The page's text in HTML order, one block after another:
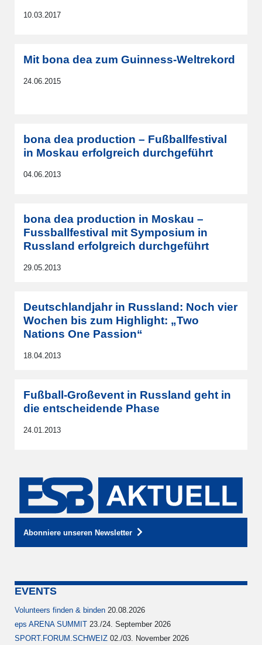
10.03.2017
Mit bona dea zum Guinness-Weltrekord
24.06.2015
bona dea production – Fußballfestival
in Moskau erfolgreich durchgeführt
04.06.2013
bona dea production in Moskau –
Fussballfestival mit Symposium in
Russland erfolgreich durchgeführt
29.05.2013
Deutschlandjahr in Russland: Noch vier
Wochen bis zum Highlight: „Two
Nations One Passion“
18.04.2013
Fußball-Großevent in Russland geht in
die entscheidende Phase
24.01.2013
Abonniere unseren Newsletter
EVENTS
Volunteers finden & binden 20.08.2026
eps ARENA SUMMIT 23./24. September 2026
SPORT.FORUM.SCHWEIZ 02./03. November 2026